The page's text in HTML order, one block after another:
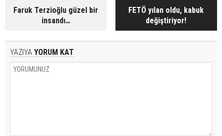
Faruk Terzioğlu güzel bir
insandı…
FETÖ yılan oldu, kabuk
değiştiriyor!
YAZIYA YORUM KAT